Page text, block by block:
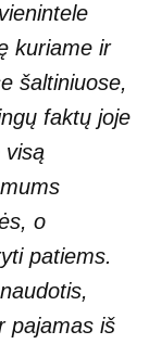
kuriame ir
šaltiniuose,
faktų joje
visą
o
patiems.
pajamas iš